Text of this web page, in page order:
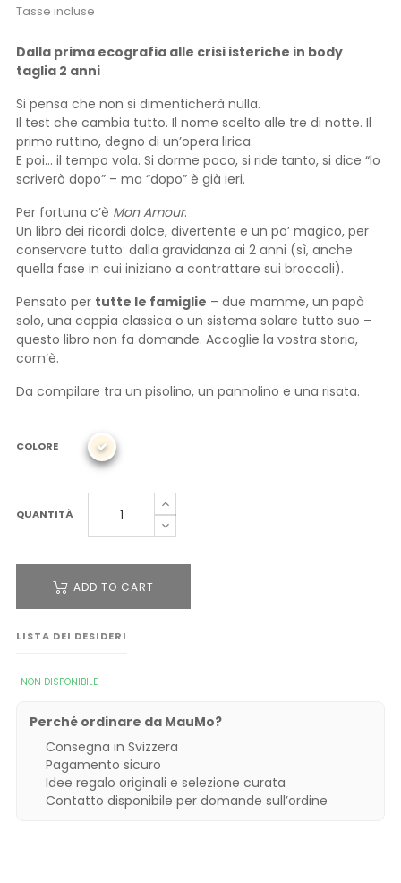
Tasse incluse
Dalla prima ecografia alle crisi isteriche in body
taglia 2 anni
Si pensa che non si dimenticherà nulla.
Il test che cambia tutto. Il nome scelto alle tre di notte. Il
primo ruttino, degno di un’opera lirica.
E poi... il tempo vola. Si dorme poco, si ride tanto, si dice “lo
scriverò dopo” – ma “dopo” è già ieri.
Per fortuna c’è Mon Amour.
Un libro dei ricordi dolce, divertente e un po’ magico, per
conservare tutto: dalla gravidanza ai 2 anni (sì, anche
quella fase in cui iniziano a contrattare sui broccoli).
Pensato per tutte le famiglie – due mamme, un papà
solo, una coppia classica o un sistema solare tutto suo –
questo libro non fa domande. Accoglie la vostra storia,
com’è.
Da compilare tra un pisolino, un pannolino e una risata.
COLORE
QUANTITÀ
ADD TO CART
LISTA DEI DESIDERI
NON DISPONIBILE
Perché ordinare da MauMo?
Consegna in Svizzera
Pagamento sicuro
Idee regalo originali e selezione curata
Contatto disponibile per domande sull’ordine